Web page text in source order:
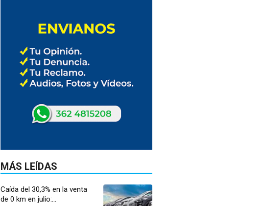
MÁS LEÍDAS
Caída del 30,3% en la venta
de 0 km en julio:...